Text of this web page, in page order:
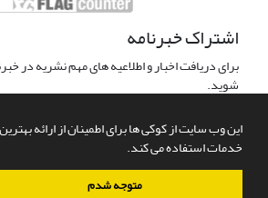
این وب سایت از کوکی ها برای اطمینان از ارائه بهترین
خدمات استفاده می کند.
متوجه شدم
اشتراک خبرنامه
برای دریافت اخبار و اطلاعیه های مهم نشریه در
شوید.